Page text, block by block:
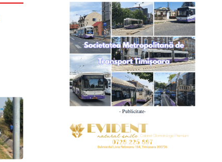
- Publicitate-